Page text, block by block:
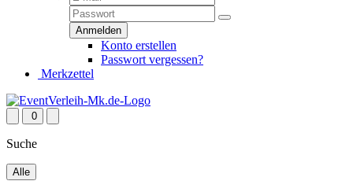
Konto erstellen
Passwort vergessen?
Merkzettel
0
Suche
Alle